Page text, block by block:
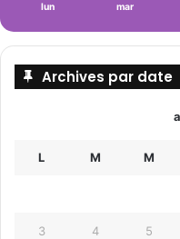
lun mar
Archives par date
L M M
3 4 5